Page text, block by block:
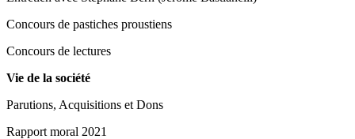
Concours de pastiches proustiens
Concours de lectures
Vie de la société
Parutions, Acquisitions et Dons
Rapport moral 2021